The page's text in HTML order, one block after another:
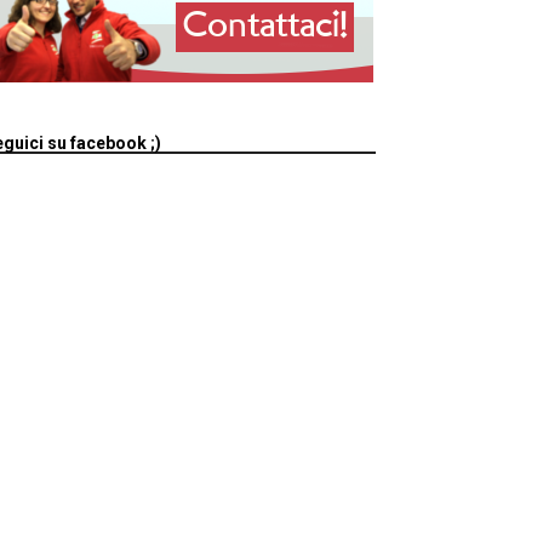
su facebook ;)